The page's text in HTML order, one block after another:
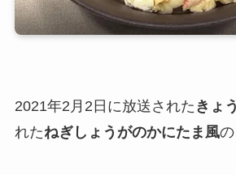
2021年2月2日に放送された きょ
れたねぎしょうがのかにたま風の